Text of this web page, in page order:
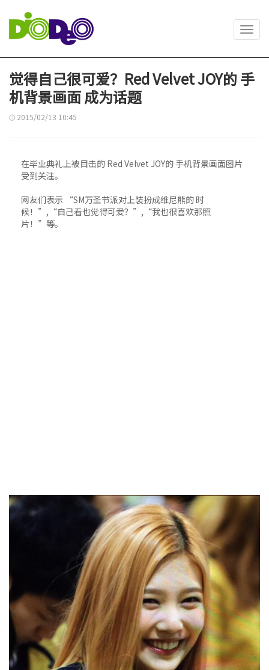
觉得自己很可爱？Red Velvet JOY的 手
机背景画面 成为话题
2015/02/13 10:45
在毕业典礼上被目击的 Red Velvet JOY的 手机背景画面图片
受到关注。
网友们表示 “SM万圣节派对上装扮成维尼熊的 时
候！”,“自己看也觉得可爱？”,“我也很喜欢那照
片！”等。